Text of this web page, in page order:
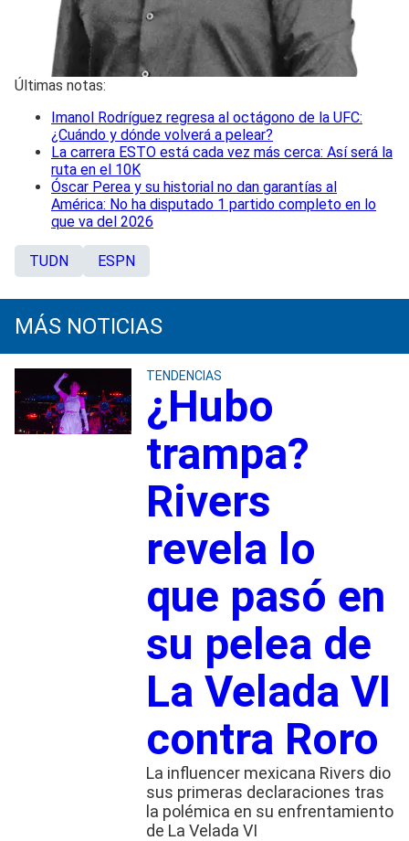
Últimas notas:
Imanol Rodríguez regresa al octágono de la UFC:
¿Cuándo y dónde volverá a pelear?
La carrera ESTO está cada vez más cerca: Así será la
ruta en el 10K
Óscar Perea y su historial no dan garantías al
América: No ha disputado 1 partido completo en lo
que va del 2026
TUDN ESPN
MÁS NOTICIAS
TENDENCIAS
¿Hubo
trampa?
Rivers
revela lo
que pasó en
su pelea de
La Velada VI
contra Roro
La influencer mexicana Rivers dio
sus primeras declaraciones tras
la polémica en su enfrentamiento
de La Velada VI